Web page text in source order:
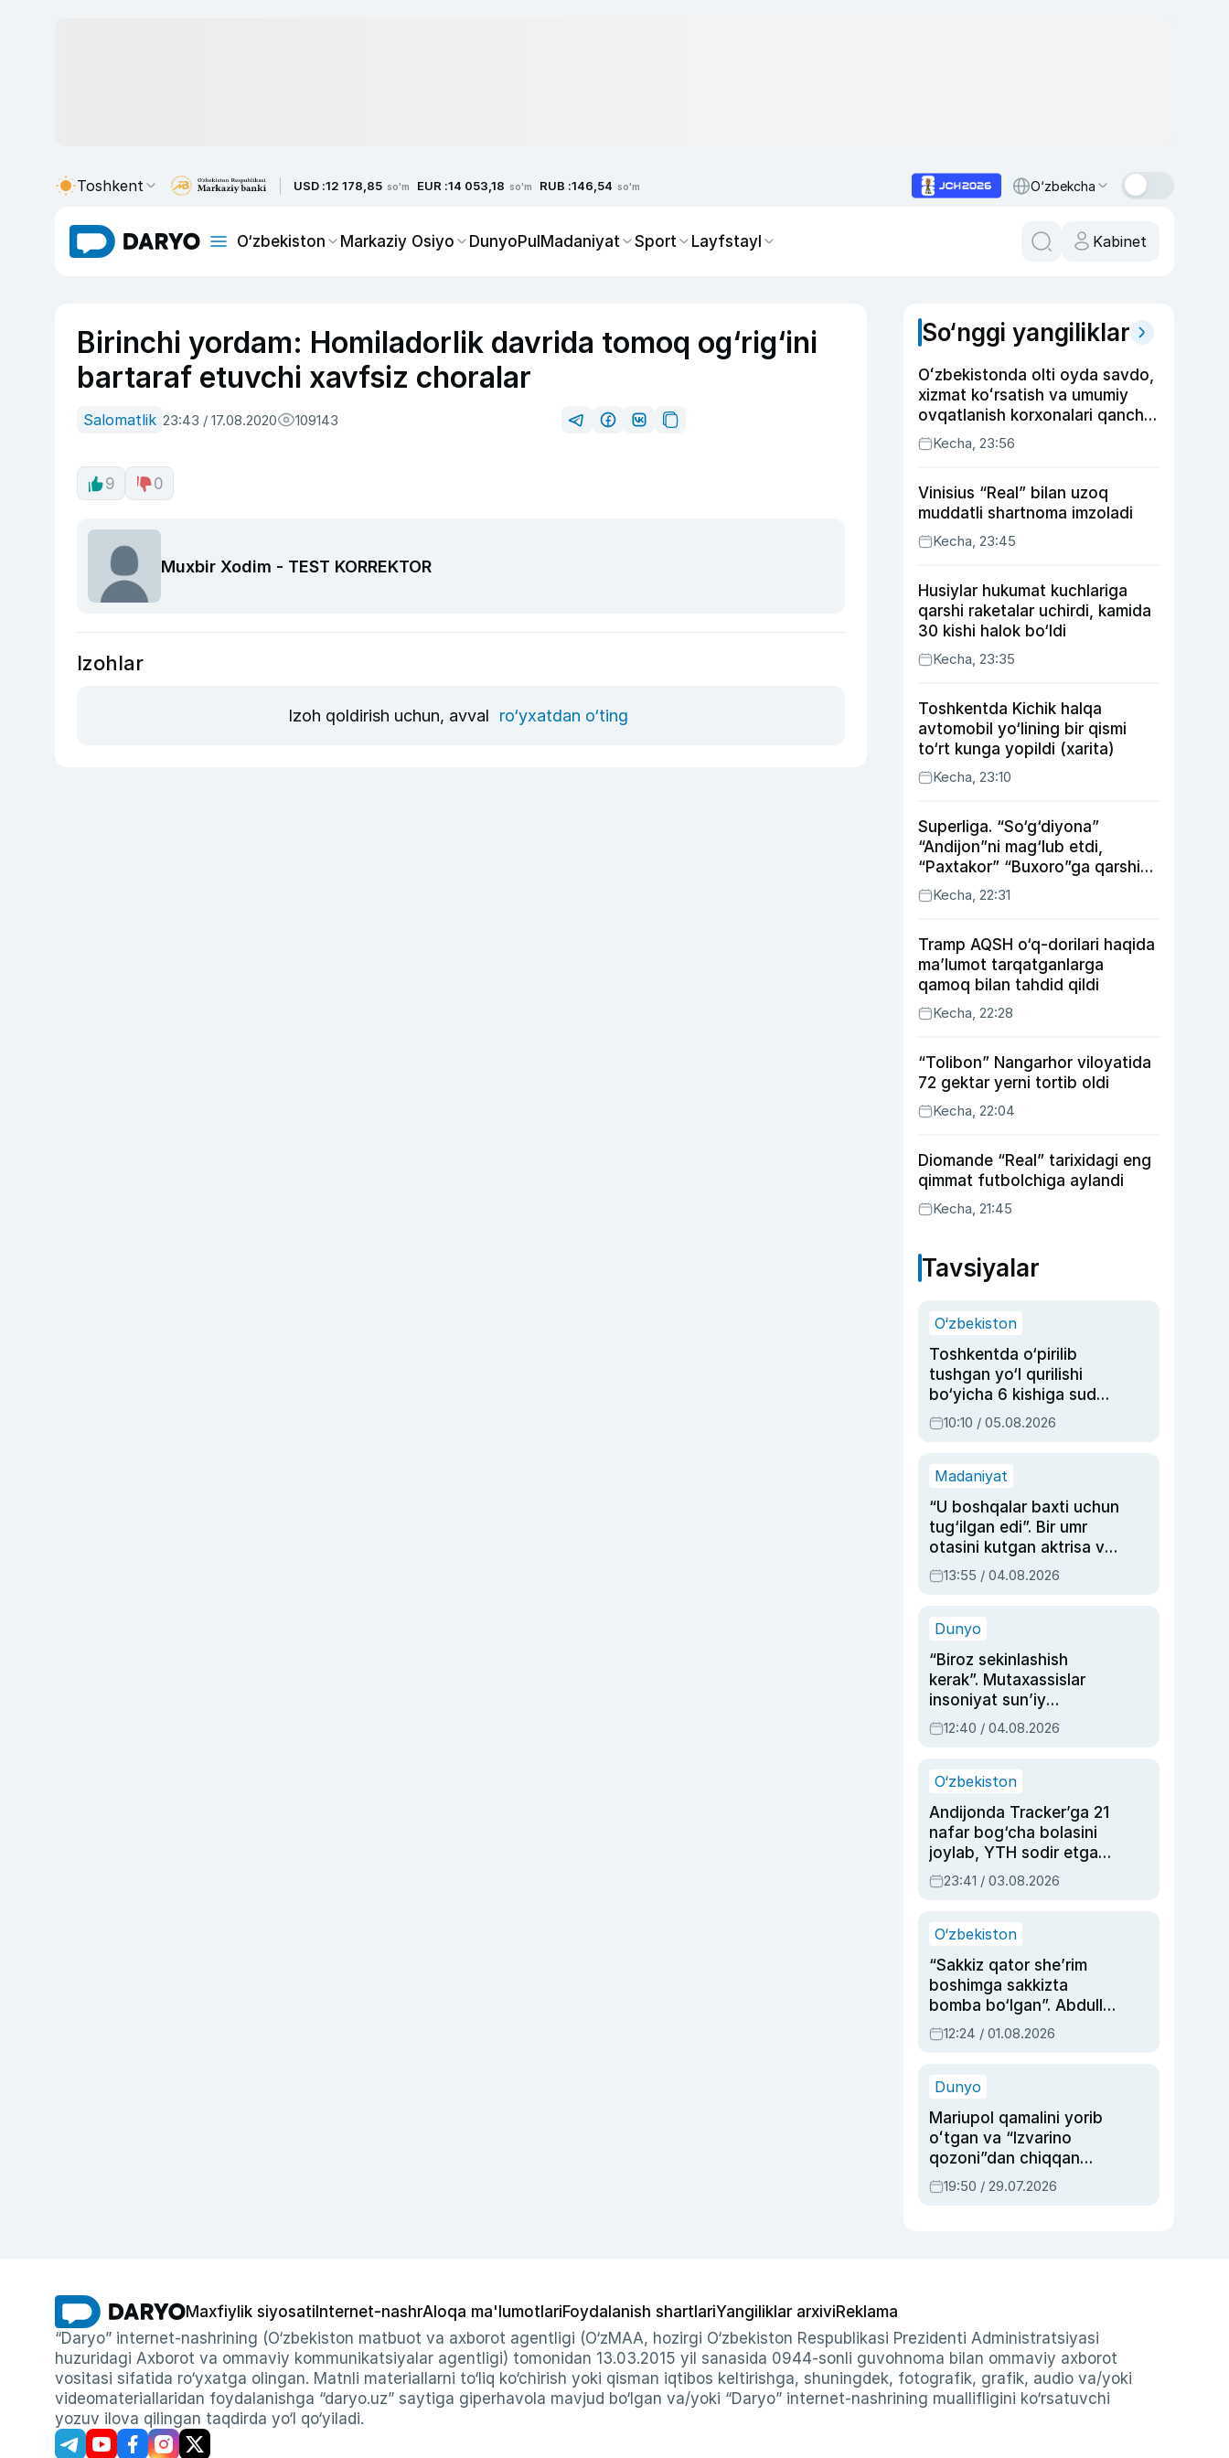
Toshkent USD :12 178,85 so'm EUR :14 053,18 so'm RUB :146,54 so'm O‘zbekcha
O‘zbekiston Markaziy Osiyo DunyoPulMadaniyat Sport Layfstayl Kabinet
Birinchi yordam: Homiladorlik davrida tomoq og‘rig‘ini
bartaraf etuvchi xavfsiz choralar
Salomatlik 23:43 / 17.08.2020 109143
9 0
Muxbir Xodim - TEST KORREKTOR
Izohlar
Izoh qoldirish uchun, avval ro‘yxatdan o‘ting
So‘nggi yangiliklar
Oʻzbekistonda olti oyda savdo,
xizmat koʻrsatish va umumiy
ovqatlanish korxonalari qancha
soliq toʻlagani ochiqlandi
Kecha, 23:56
Vinisius “Real” bilan uzoq
muddatli shartnoma imzoladi
Kecha, 23:45
Husiylar hukumat kuchlariga
qarshi raketalar uchirdi, kamida
30 kishi halok bo‘ldi
Kecha, 23:35
Toshkentda Kichik halqa
avtomobil yo‘lining bir qismi
to‘rt kunga yopildi (xarita)
Kecha, 23:10
Superliga. “So‘g‘diyona”
“Andijon”ni mag‘lub etdi,
“Paxtakor” “Buxoro”ga qarshi
bahsda g‘alabani qo‘ldan
chiqardi
Kecha, 22:31
Tramp AQSH o‘q-dorilari haqida
ma’lumot tarqatganlarga
qamoq bilan tahdid qildi
Kecha, 22:28
“Tolibon” Nangarhor viloyatida
72 gektar yerni tortib oldi
Kecha, 22:04
Diomande “Real” tarixidagi eng
qimmat futbolchiga aylandi
Kecha, 21:45
Tavsiyalar
O‘zbekiston
Toshkentda o‘pirilib
tushgan yo‘l qurilishi
bo‘yicha 6 kishiga sud
hukmi o‘qildi
10:10 / 05.08.2026
Madaniyat
“U boshqalar baxti uchun
tug‘ilgan edi”. Bir umr
otasini kutgan aktrisa va
dublyaj ustasi Rimma
Ahmedovaning
13:55 / 04.08.2026
Dunyo
“Biroz sekinlashish
kerak”. Mutaxassislar
insoniyat sun’iy
intellektni boshqara
olmay qolishidan xavotir
12:40 / 04.08.2026
O‘zbekiston
Andijonda Tracker’ga 21
nafar bog‘cha bolasini
joylab, YTH sodir etgan
ayolga sud hukmi o‘qildi
23:41 / 03.08.2026
O‘zbekiston
“Sakkiz qator she’rim
boshimga sakkizta
bomba bo‘lgan”. Abdulla
Oripovni siyosiy
ayblovlardan asrab
12:24 / 01.08.2026
Dunyo
Mariupol qamalini yorib
oʻtgan va “Izvarino
qozoni”dan chiqqan
qahramon — Ukraina
armiyasi bosh
19:50 / 29.07.2026
Maxfiylik siyosati Internet-nashrAloqa ma'lumotlariFoydalanish shartlariYangiliklar arxiviReklama
“Daryo” internet-nashrining (O‘zbekiston matbuot va axborot agentligi (O‘zMAA, hozirgi O‘zbekiston Respublikasi Prezidenti Administratsiyasi
huzuridagi Axborot va ommaviy kommunikatsiyalar agentligi) tomonidan 13.03.2015 yil sanasida 0944-sonli guvohnoma bilan ommaviy axborot
vositasi sifatida ro‘yxatga olingan. Matnli materiallarni to‘liq ko‘chirish yoki qisman iqtibos keltirishga, shuningdek, fotografik, grafik, audio va/yoki
videomateriallaridan foydalanishga “daryo.uz” saytiga giperhavola mavjud bo‘lgan va/yoki “Daryo” internet-nashrining muallifligini ko‘rsatuvchi
yozuv ilova qilingan taqdirda yo‘l qo‘yiladi.